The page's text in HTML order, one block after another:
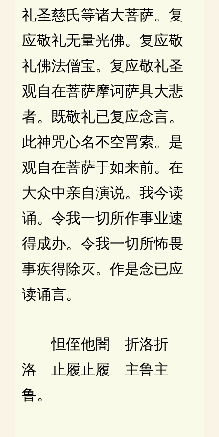
礼圣慈氏等诸大菩萨。复
应敬礼无量光佛。复应敬
礼佛法僧宝。复应敬礼圣
观自在菩萨摩诃萨具大悲
者。既敬礼已复应念言。
此神咒心名不空罥索。是
观自在菩萨于如来前。在
大众中亲自演说。我今读
诵。令我一切所作事业速
得成办。令我一切所怖畏
事疾得除灭。作是念已应
读诵言。
怛侄他闇 折洛折
洛 止履止履 主鲁主
鲁。